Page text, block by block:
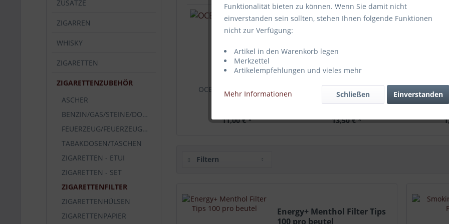
ZUSÄTZE
ZIGARREN
WHISKY
ZIGARETTEN
ZIGARETTENZUBEHÖR
ASCHER
BENZIN/GAS/STEINE/DOCHTE
FEUERZEUG/FEUERZEUGHÜLLEN
TABAKDOSEN/TASCHEN
ZIGARETTEN - ETUI
ZIGARETTEN - SET
ZIGARETTENFILTER
ZIGARETTENHÜLSEN
ZIGARETTENPAPIER
OCB Drehfilter Regular
11,00 € *
OCB Organic Slim Filter
13,50 € *
GIZEH
Filtern
Energy+ Menthol Filter Tips
100 pro beutel
Funktionalität bieten zu können. Wenn Sie damit nicht
einverstanden sein sollten, stehen Ihnen folgende Funktionen
nicht zur Verfügung:
Artikel in den Warenkorb legen
Merkzettel
Artikelempfehlungen und vieles mehr
Mehr Informationen Einverstanden
Schließen